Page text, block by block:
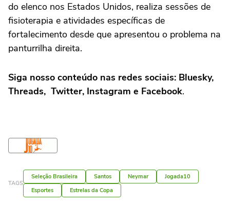
do elenco nos Estados Unidos, realiza sessões de
fisioterapia e atividades específicas de
fortalecimento desde que apresentou o problema na
panturrilha direita.
Siga nosso conteúdo nas redes sociais: Bluesky,
Threads, Twitter, Instagram e Facebook.
TAGS
Seleção Brasileira Santos Neymar
Jogada10
Esportes
Estrelas da Copa